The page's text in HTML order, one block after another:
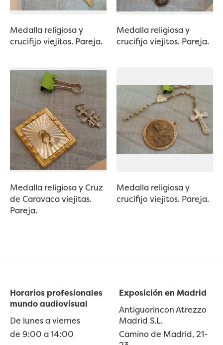
Medalla religiosa y
crucifijo viejitos. Pareja.
Medalla religiosa y
crucifijo viejitos. Pareja.
Medalla religiosa y Cruz
de Caravaca viejitas.
Pareja.
Medalla religiosa y
crucifijo viejitos. Pareja.
Horarios profesionales
mundo audiovisual
De lunes a viernes
de 9:00 a 14:00
Exposición en Madrid
Antiguorincon Atrezzo
Madrid S.L.
Camino de Madrid, 21-